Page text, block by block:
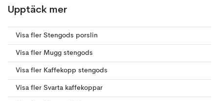
Upptäck mer
Visa fler Stengods porslin
Visa fler Mugg stengods
Visa fler Kaffekopp stengods
Visa fler Svarta kaffekoppar